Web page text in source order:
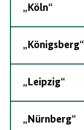
„Köln“
„Königsberg“
„Leipzig“
„Nürnberg“